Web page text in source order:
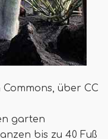
über CC
garten
bis zu 40 Fuß